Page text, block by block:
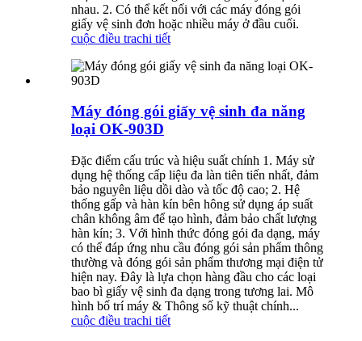
nhau. 2. Có thể kết nối với các máy đóng gói
giấy vệ sinh đơn hoặc nhiều máy ở đầu cuối.
cuộc điều trachi tiết
Máy đóng gói giấy vệ sinh đa năng
loại OK-903D
Đặc điểm cấu trúc và hiệu suất chính 1. Máy sử
dụng hệ thống cấp liệu đa làn tiên tiến nhất, đảm
bảo nguyên liệu dồi dào và tốc độ cao; 2. Hệ
thống gấp và hàn kín bên hông sử dụng áp suất
chân không âm để tạo hình, đảm bảo chất lượng
hàn kín; 3. Với hình thức đóng gói đa dạng, máy
có thể đáp ứng nhu cầu đóng gói sản phẩm thông
thường và đóng gói sản phẩm thương mại điện tử
hiện nay. Đây là lựa chọn hàng đầu cho các loại
bao bì giấy vệ sinh đa dạng trong tương lai. Mô
hình bố trí máy & Thông số kỹ thuật chính...
cuộc điều trachi tiết